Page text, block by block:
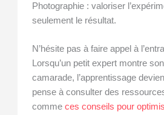
Photographie : valoriser
seulement le résultat.
N’hésite pas à faire appel à
Lorsqu’un petit expert montre
camarade, l’apprentissage
pense à consulter des
commeces conseils pour